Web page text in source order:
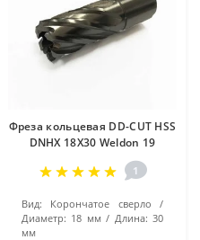
Фреза кольцевая DD-CUT HSS
DNHX 18Х30 Weldon 19
1
Вид:
Корончатое сверло
Диаметр: 18 мм Длина: 30
мм